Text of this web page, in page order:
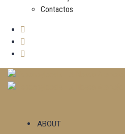
Contactos
ABOUT